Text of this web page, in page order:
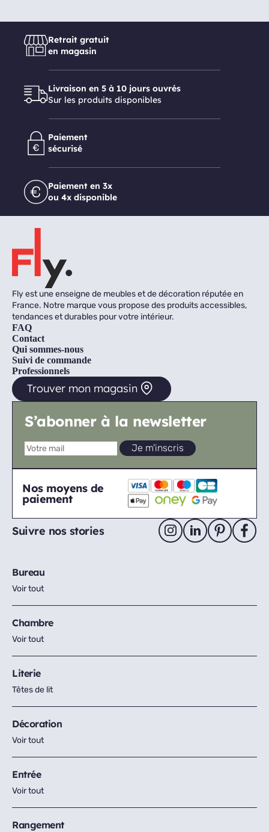
Retrait gratuit
en magasin
Livraison en 5 à 10 jours ouvrés
Sur les produits disponibles
Paiement
sécurisé
Paiement en 3x
ou 4x disponible
Fly est une enseigne de meubles et de décoration réputée en
France. Notre marque vous propose des produits accessibles,
tendances et durables pour votre intérieur.
FAQ
Contact
Qui sommes-nous
Suivi de commande
Professionnels
Trouver mon magasin
S’abonner à la newsletter
Nos moyens de
paiement
Suivre nos stories
Bureau
Voir tout
Chambre
Voir tout
Literie
Têtes de lit
Décoration
Voir tout
Entrée
Voir tout
Rangement